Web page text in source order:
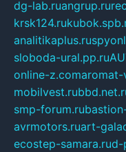
dg-lab.ruangrup.ru
krsk124.ru
analitikaplus.ru
sloboda-ural.pp.ru
online-z.comaromat-
mobilvest.ru
smp-forum.ru
avrmotors.ruart-
ecostep-samara.rud-